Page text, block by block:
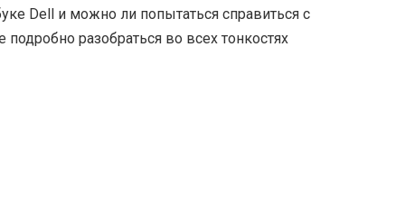
Dell и можно ли попытаться справиться с
разобраться во всех тонкостях